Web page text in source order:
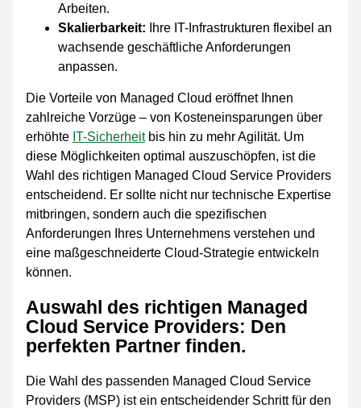
Arbeiten.
Skalierbarkeit: Ihre IT-Infrastrukturen flexibel an
wachsende geschäftliche Anforderungen
anpassen.
Die Vorteile von Managed Cloud eröffnet Ihnen
zahlreiche Vorzüge – von Kosteneinsparungen über
erhöhte IT-Sicherheitbis hin zu mehr Agilität. Um
diese Möglichkeiten optimal auszuschöpfen, ist die
Wahl des richtigen Managed Cloud Service Providers
entscheidend. Er sollte nicht nur technische Expertise
mitbringen, sondern auch die spezifischen
Anforderungen Ihres Unternehmens verstehen und
eine maßgeschneiderte Cloud-Strategie entwickeln
können.
Auswahl des richtigen Managed
Cloud Service Providers: Den
perfekten Partner finden.
Die Wahl des passenden Managed Cloud Service
Providers (MSP) ist ein entscheidender Schritt für den